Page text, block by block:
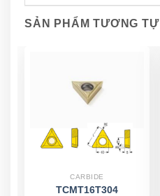
SẢN PHẨM TƯƠNG TỰ
CARBIDE
TCMT16T304